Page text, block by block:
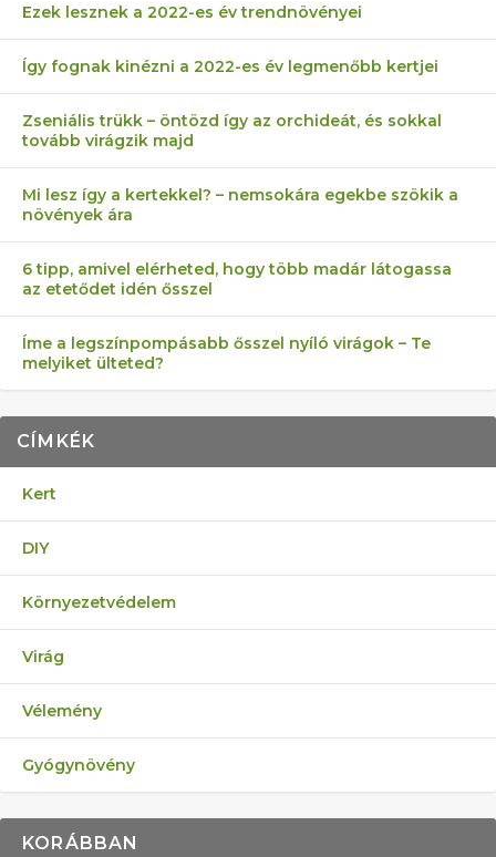
Ezek lesznek a 2022-es év trendnövényei
Így fognak kinézni a 2022-es év legmenőbb kertjei
Zseniális trükk – öntözd így az orchideát, és sokkal
tovább virágzik majd
Mi lesz így a kertekkel? – nemsokára egekbe szökik a
növények ára
6 tipp, amivel elérheted, hogy több madár látogassa
az etetődet idén ősszel
Íme a legszínpompásabb ősszel nyíló virágok – Te
melyiket ülteted?
CÍMKÉK
Kert
DIY
Környezetvédelem
Virág
Vélemény
Gyógynövény
KORÁBBAN